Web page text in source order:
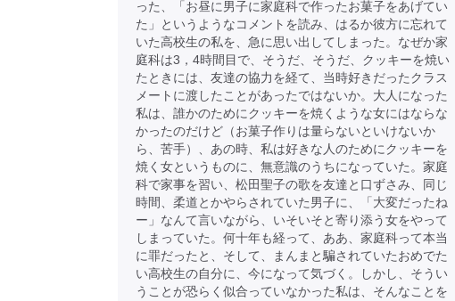
った、「お昼に男子に家庭科で作ったお菓子をあげてい
た」というようなコメントを読み、はるか彼方に忘れて
いた高校生の私を、急に思い出してしまった。なぜか家
庭科は3，4時間目で、そうだ、そうだ、クッキーを焼い
たときには、友達の協力を経て、当時好きだったクラス
メートに渡したことがあったではないか。大人になった
私は、誰かのためにクッキーを焼くような女にはならな
かったのだけど（お菓子作りは量らないといけないか
ら、苦手）、あの時、私は好きな人のためにクッキーを
焼く女というものに、無意識のうちになっていた。家庭
科で家事を習い、松田聖子の歌を友達と口ずさみ、同じ
時間、柔道とかやらされていた男子に、「大変だったね
ー」なんて言いながら、いそいそと寄り添う女をやって
しまっていた。何十年も経って、ああ、家庭科って本当
に罪だったと、そして、まんまと騙されていたおめでた
い高校生の自分に、今になって気づく。しかし、そうい
うことが恐らく似合っていなかった私は、そんなことを